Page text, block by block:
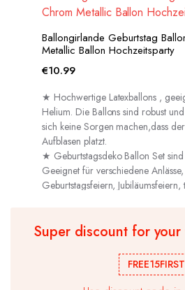
Ballongirlande Geburtstag
Metallic Ballon Hochzeitsparty
€10.99
★ Hochwertige Latexballons ,
Helium. Die Ballons sind robust
sich keine Sorgen machen,dass
Aufblasen platzt.
★ Geburtstagsdeko Ballon Set
Geeignet für verschiedene
Geburtstagsfeiern, Jubiläumsfeiern,
Super discount for your
FREE15FIRST